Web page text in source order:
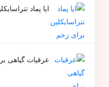
ایا پماد
عرقیات گیاهی